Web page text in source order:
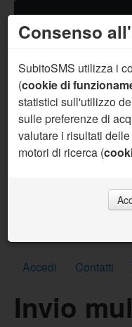
Home
Servizi SMS
Gateway SMS
Acquista SMS
Aiuto
Sei un
personalizzate,
Accedi Contatti
Consenso
SubitoSMS utilizza i
(cookie di
statistici sull'utilizzo
sulle preferenze di
valutare i risultati
motori di ricerca (
Invio